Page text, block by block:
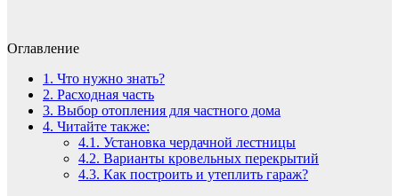
Оглавление
1. Что нужно знать?
2. Расходная часть
3. Выбор отопления для частного дома
4. Читайте также:
4.1. Установка чердачной лестницы
4.2. Варианты кровельных перекрытий
4.3. Как построить и утеплить гараж?